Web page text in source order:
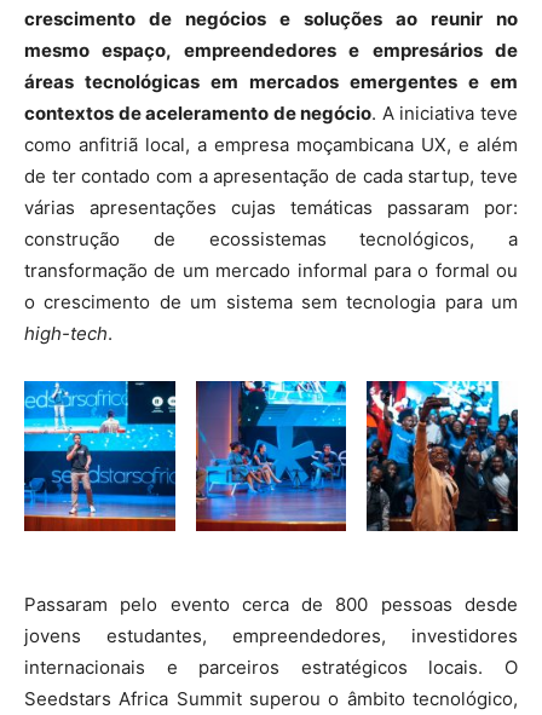
crescimento de negócios e soluções ao reunir no
mesmo espaço, empreendedores e empresários de
áreas tecnológicas em mercados emergentes e em
contextos de aceleramento de negócio. A iniciativa teve
como anfitriã local, a empresa moçambicana UX, e além
de ter contado com a apresentação de cada startup, teve
várias apresentações cujas temáticas passaram por:
construção de ecossistemas tecnológicos, a
transformação de um mercado informal para o formal ou
o crescimento de um sistema sem tecnologia para um
high-tech.
Passaram pelo evento cerca de 800 pessoas desde
jovens estudantes, empreendedores, investidores
internacionais e parceiros estratégicos locais. O
Seedstars Africa Summit superou o âmbito tecnológico,